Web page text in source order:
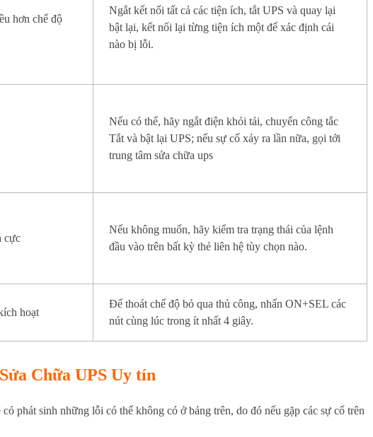
hơn chế độ
Ngắt kết nối tất cả các tiện ích, tắt UPS và quay lại
bật lại, kết nối lại từng tiện ích một để xác định cái
nào bị lỗi.
Nếu có thể, hãy ngắt điện khỏi tải, chuyển công tắc
Tắt và bật lại UPS; nếu sự cố xảy ra lần nữa, gọi tới
trung tâm sửa chữa ups
cực
Nếu không muốn, hãy kiểm tra trạng thái của lệnh
đầu vào trên bất kỳ thẻ liên hệ tùy chọn nào.
hoạt
Để thoát chế độ bỏ qua thủ công, nhấn ON+SEL các
nút cùng lúc trong ít nhất 4 giây.
Chữa UPS Uy tín
phát sinh những lỗi có thể không có ở bảng trên, do đó nếu gặp các sự cố trên